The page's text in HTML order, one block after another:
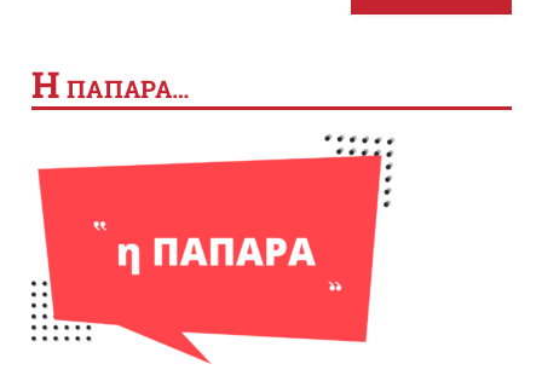
Η ΠΑΠΑΡΑ…